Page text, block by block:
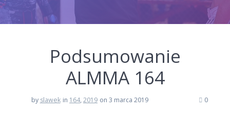
Podsumowanie
ALMMA 164
by slawek in 164, 2019 on 3 marca 2019 0